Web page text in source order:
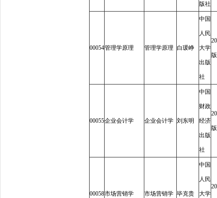
版社
00054管理学原理 管理学原理 白瑗峥
中国
人民
大学
出版
社
版
00055企业会计学 企业会计学 刘东明
中国
财政
经济
出版
社
版
00058市场营销学 市场营销学 毕克贵
中国
人民
大学